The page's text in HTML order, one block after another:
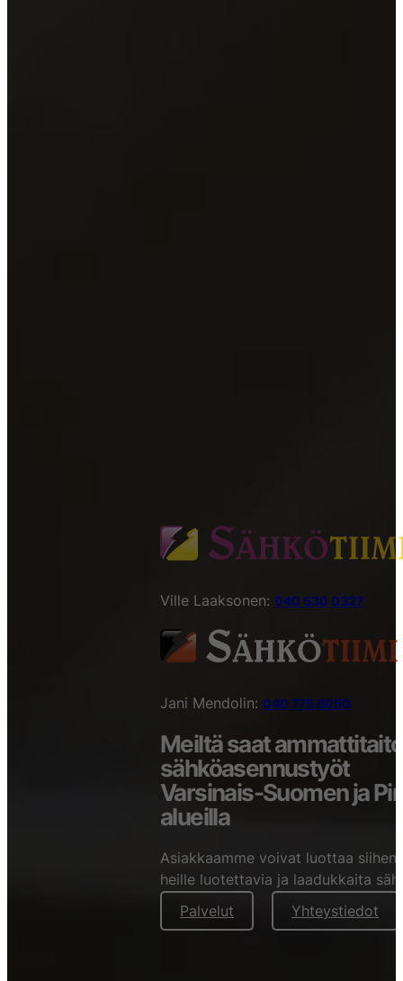
Ville Laaksonen: 040 530 0327
Jani Mendolin: 040 775 6050
Meiltä saat
sähköasennustyöt
Varsinais-Suomen ja
alueilla
Asiakkaamme voivat luottaa
heille luotettavia ja laadukkaita
Palvelut
Yhteystiedot